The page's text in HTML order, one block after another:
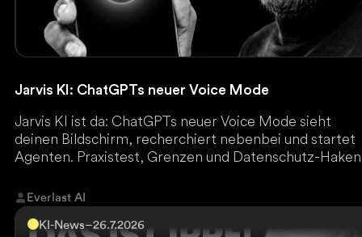
Jarvis KI: ChatGPTs neuer Voice Mode
Jarvis KI ist da: ChatGPTs neuer Voice Mode sieht
deinen Bildschirm, recherchiert nebenbei und startet
Agenten. Praxistest, Grenzen und Datenschutz-
Everlast AI
KI-News–26.7.2026